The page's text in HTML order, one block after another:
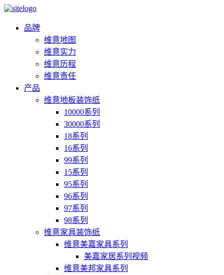
品牌
维意地图
维意实力
维意历程
维意责任
产品
维意地板装饰纸
10000系列
30000系列
18系列
16系列
99系列
15系列
95系列
96系列
97系列
98系列
维意家具装饰纸
维意美嘉家具系列
美嘉家居系列视频
维意美邦家具系列